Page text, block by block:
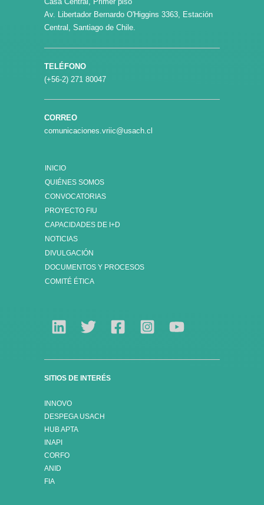
Av. Libertador Bernardo O'Higgins 3363, Estación
Central, Santiago de Chile.
TELÉFONO
(+56-2) 271 80047
CORREO
comunicaciones.vriic@usach.cl
INICIO
QUIÉNES SOMOS
CONVOCATORIAS
PROYECTO FIU
CAPACIDADES DE I+D
NOTICIAS
DIVULGACIÓN
DOCUMENTOS Y PROCESOS
COMITÉ ÉTICA
SITIOS DE INTERÉS
INNOVO
DESPEGA USACH
HUB APTA
INAPI
CORFO
ANID
FIA